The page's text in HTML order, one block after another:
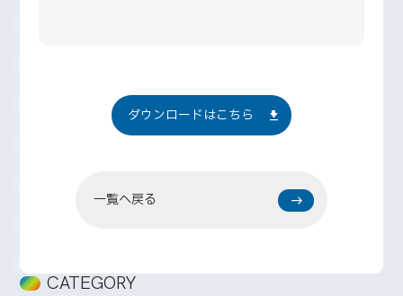
CATEGORY
ダウンロードはこちら
一覧へ戻る